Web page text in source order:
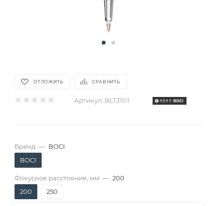
ОТЛОЖИТЬ СРАВНИТЬ
Артикул: BLT310T
Бренд — BOCI
BOCI
Фокусное расстояние, мм — 200
200
250